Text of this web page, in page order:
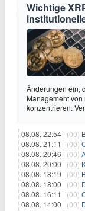
Wichtige
Änderungen ein,
Management von
konzentrieren.
08.08. 22:54 | (00)
08.08. 21:11 | (00)
08.08. 20:46 | (00)
08.08. 20:00 | (00)
08.08. 18:19 | (00)
08.08. 18:00 | (00)
08.08. 16:11 | (00)
08.08. 14:00 | (00)